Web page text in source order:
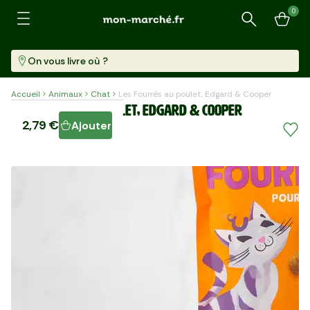
Recherche
0
On vous livre où ?
Accueil Animaux Chat Les Fourrés au poulet, Edgard & Cooper
Les Fourrés au poulet, Edgard & Cooper
2,79 € Ajouter